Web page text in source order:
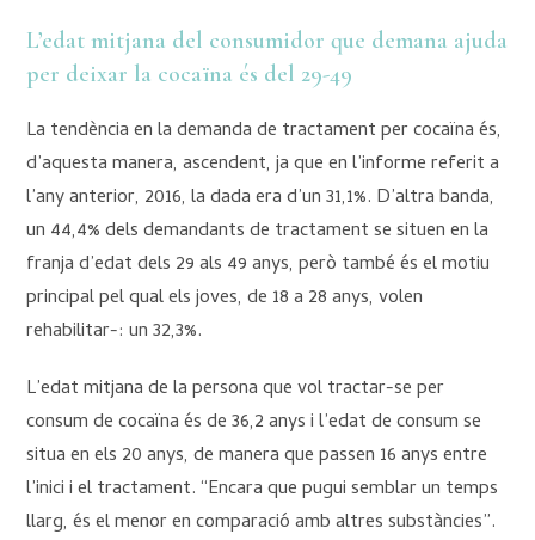
L’edat mitjana del consumidor que demana ajuda
per deixar la cocaïna és del 29-49
La tendència en la demanda de tractament per cocaïna és,
d’aquesta manera, ascendent, ja que en l’informe referit a
l’any anterior, 2016, la dada era d’un 31,1%. D’altra banda,
un 44,4% dels demandants de tractament se situen en la
franja d’edat dels 29 als 49 anys, però també és el motiu
principal pel qual els joves, de 18 a 28 anys, volen
rehabilitar-: un 32,3%.
L’edat mitjana de la persona que vol tractar-se per
consum de cocaïna és de 36,2 anys i l’edat de consum se
situa en els 20 anys, de manera que passen 16 anys entre
l’inici i el tractament. “Encara que pugui semblar un temps
llarg, és el menor en comparació amb altres substàncies”.